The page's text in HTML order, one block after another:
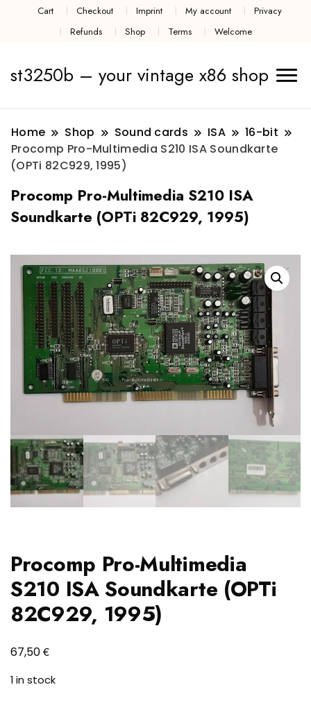
Cart Checkout Imprint My account
Privacy
Refunds
Shop Terms Welcome
st3250b – your vintage x86 shop
Home Shop Sound cards ISA
16-bit
Procomp Pro-Multimedia S210 ISA Soundkarte
(OPTi 82C929, 1995)
Procomp Pro-Multimedia S210 ISA
Soundkarte (OPTi 82C929, 1995)
Procomp Pro-Multimedia
S210 ISA Soundkarte (OPTi
82C929, 1995)
67,50€
1 in stock